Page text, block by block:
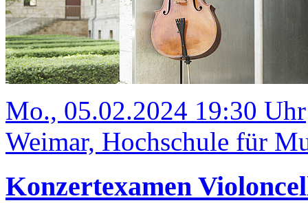
Mo., 05.02.2024 19:30 Uhr
Weimar, Hochschule für
Konzertexamen